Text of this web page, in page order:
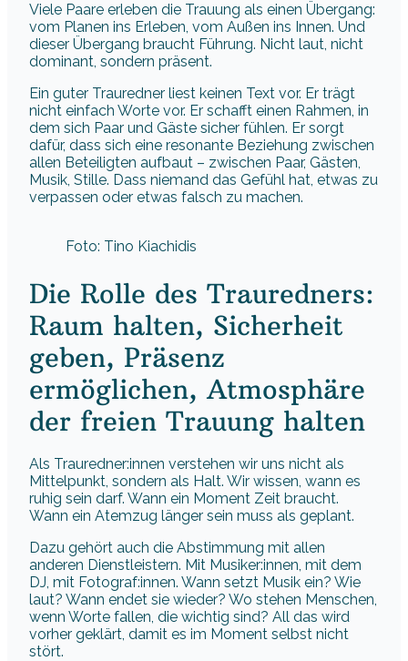
Viele Paare erleben die Trauung als einen Übergang:
vom Planen ins Erleben, vom Außen ins Innen. Und
dieser Übergang braucht Führung. Nicht laut, nicht
dominant, sondern präsent.
Ein guter Trauredner liest keinen Text vor. Er trägt
nicht einfach Worte vor. Er schafft einen Rahmen, in
dem sich Paar und Gäste sicher fühlen. Er sorgt
dafür, dass sich eine resonante Beziehung zwischen
allen Beteiligten aufbaut – zwischen Paar, Gästen,
Musik, Stille. Dass niemand das Gefühl hat, etwas zu
verpassen oder etwas falsch zu machen.
Foto: Tino Kiachidis
Die Rolle des Trauredners:
Raum halten, Sicherheit
geben, Präsenz
ermöglichen, Atmosphäre
der freien Trauung halten
Als Trauredner:innen verstehen wir uns nicht als
Mittelpunkt, sondern als Halt. Wir wissen, wann es
ruhig sein darf. Wann ein Moment Zeit braucht.
Wann ein Atemzug länger sein muss als geplant.
Dazu gehört auch die Abstimmung mit allen
anderen Dienstleistern. Mit Musiker:innen, mit dem
DJ, mit Fotograf:innen. Wann setzt Musik ein? Wie
laut? Wann endet sie wieder? Wo stehen Menschen,
wenn Worte fallen, die wichtig sind? All das wird
vorher geklärt, damit es im Moment selbst nicht
stört.